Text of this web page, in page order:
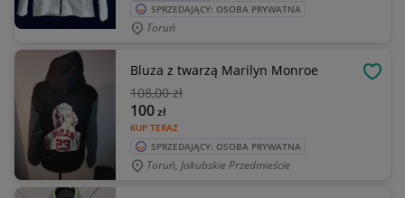
SPRZEDAJĄCY: OSOBA PRYWATNA
Toruń
Bluza z twarzą Marilyn Monroe
108,00 zł
KUP TERAZ
100zł
SPRZEDAJĄCY: OSOBA PRYWATNA
Toruń, Jakubskie Przedmieście